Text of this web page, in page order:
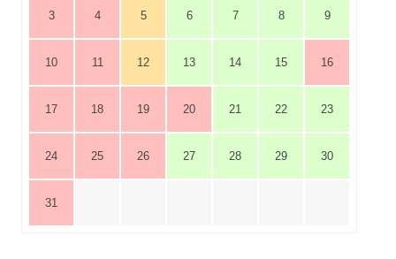
3 4 5 6 7 8 9
10 11 12 13 14 15 16
17 18 19 20 21 22 23
24 25 26 27 28 29 30
31